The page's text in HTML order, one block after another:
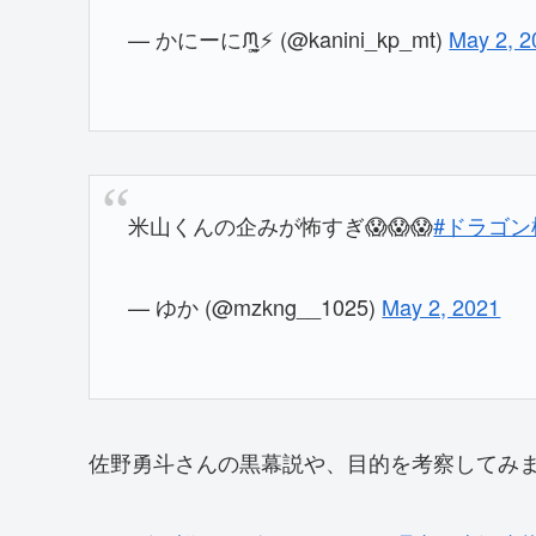
— かにーにᙏ̤̫͚⚡️ (@kanini_kp_mt) May 2,
米山くんの企みが怖すぎ😱😱😱#ドラゴ
— ゆか (@mzkng__1025) May 2, 2021
佐野勇斗さんの黒幕説や、目的を考察してみま